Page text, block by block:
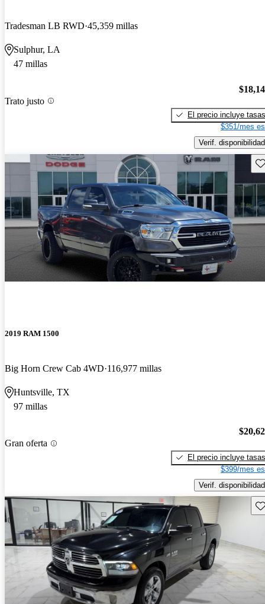
Tradesman LB RWD 45,359 millas
Sulphur, LA
47 millas
Trato justo
El precio incluye tasas
$351/mes
Verif. disponibilidad
2019 RAM 1500
Big Horn Crew Cab 4WD 116,977 millas
Huntsville, TX
97 millas
Gran oferta
El precio incluye tasas
$399/mes
Verif. disponibilidad